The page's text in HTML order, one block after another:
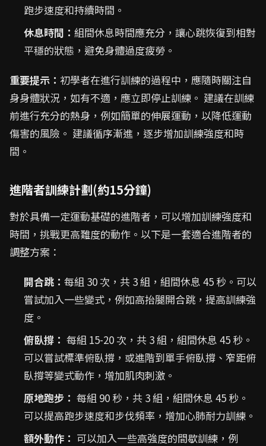
跑步速度和持續時間。
休息時間： 組間休息時間應充分，讓心跳恢復到相對
平穩的狀態，避免身體過度疲勞。
重要提示： 初學者在進行訓練的過程中，應隨時關注自
身身體狀況，如有不適，應立即停止訓練。 建議在訓練
前進行充分的熱身，例如簡單的伸展運動，以降低運動
傷害的風險。 建議循序漸進，逐步增加訓練強度和時
間。
進階者訓練計劃(約15分鐘)
對於具備一定運動基礎的進階者，可以增加訓練強度和
時間，挑戰更高難度的動作。以下是一套適合進階者的
調整方案：
開合跳： 每組 30 次，共 3 組，組間休息 45 秒。可以
嘗試加入一些變式，例如高抬腿開合跳，提高訓練強
度。
俯臥撐： 每組 15-20 次，共 3 組，組間休息 45 秒。
可以嘗試標準俯臥撐，或進階到單手俯臥撐、窄距俯
臥撐等變式動作，增加肌肉刺激。
原地跑步： 每組 90 秒，共 3 組，組間休息 45 秒。
可以提高跑步速度和步伐頻率，增加心肺耐力訓練。
額外動作： 可以加入一些高強度的間歇訓練，例